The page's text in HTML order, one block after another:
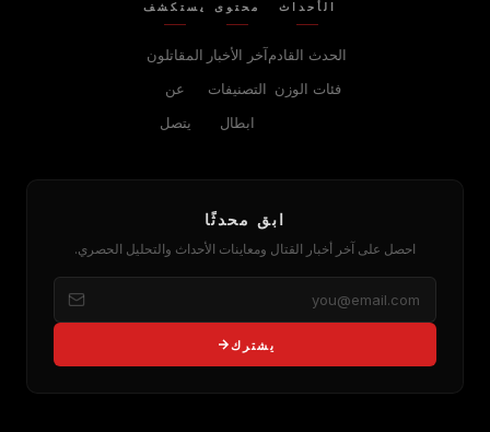
الأحداث
الحدث القادم
فئات الوزن
محتوى
آخر الأخبار
التصنيفات
ابطال
يستكشف
المقاتلون
عن
يتصل
ابق محدثًا
احصل على آخر أخبار القتال ومعاينات الأحداث والتحليل الحصري.
يشترك